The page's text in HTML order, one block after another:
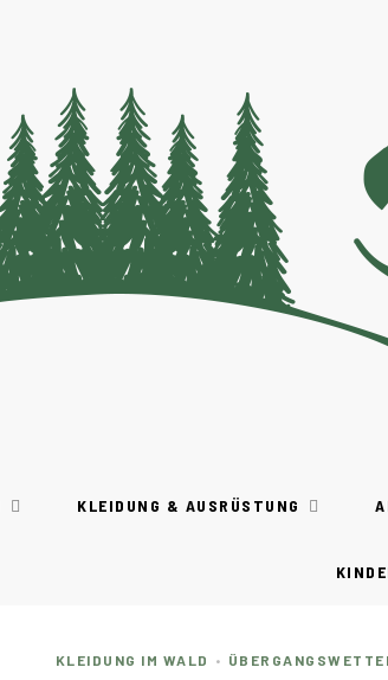
KLEIDUNG & AUSRÜSTUNG
KLEIDUNG IM WALD •